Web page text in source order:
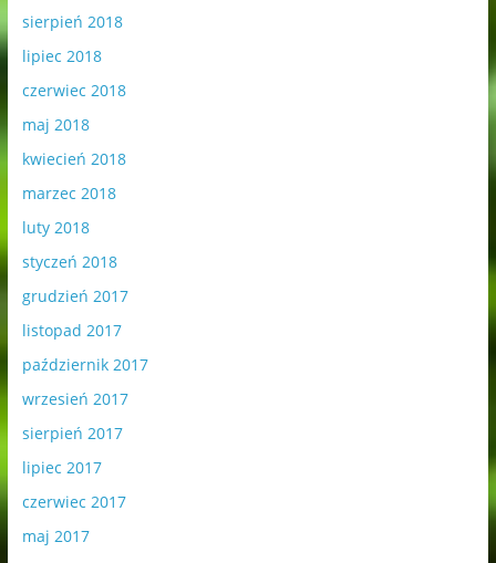
sierpień 2018
lipiec 2018
czerwiec 2018
maj 2018
kwiecień 2018
marzec 2018
luty 2018
styczeń 2018
grudzień 2017
listopad 2017
październik 2017
wrzesień 2017
sierpień 2017
lipiec 2017
czerwiec 2017
maj 2017